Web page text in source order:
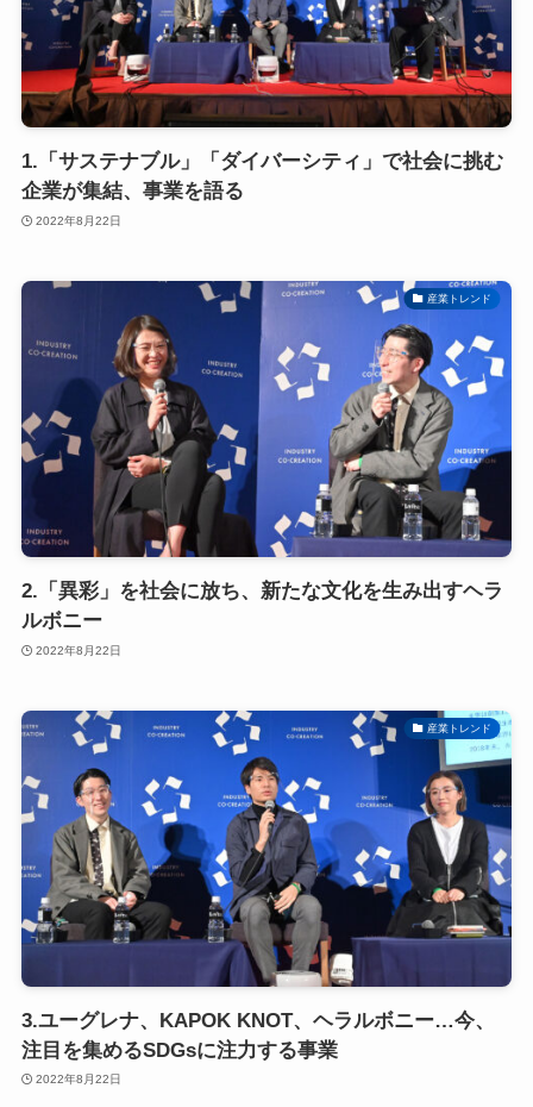
1.「サステナブル」「ダイバーシティ」で社会に挑む
企業が集結、事業を語る
2022年8月22日
産業トレンド
2.「異彩」を社会に放ち、新たな文化を生み出すヘラ
ルボニー
2022年8月22日
産業トレンド
3.ユーグレナ、KAPOK KNOT、ヘラルボニー…今、
注目を集めるSDGsに注力する事業
2022年8月22日